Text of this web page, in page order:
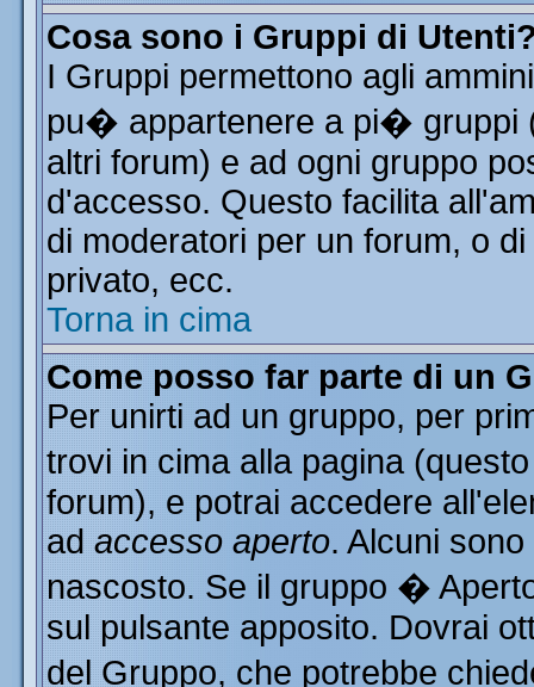
Cosa sono i Gruppi di
I Gruppi permettono agli
pu� appartenere a pi� gruppi
altri forum) e ad ogni gruppo
d'accesso. Questo facilita
di moderatori per un forum, o
privato, ecc.
Torna in cima
Come posso far parte di un
Per unirti ad un gruppo, per
trovi in cima alla pagina
forum), e potrai accedere
ad accesso aperto. Alcuni
nascosto. Se il gruppo �
sul pulsante apposito. Dovrai
del Gruppo, che potrebbe